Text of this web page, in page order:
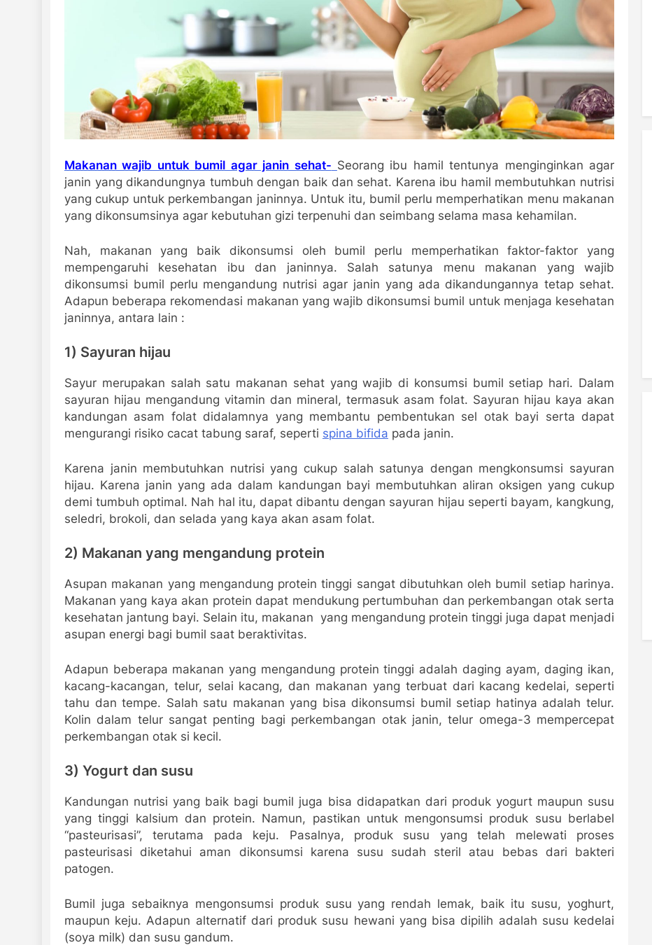
Makanan wajib untuk bumil agar janin sehat- Seorang ibu hamil tentunya menginginkan agar
janin yang dikandungnya tumbuh dengan baik dan sehat. Karena ibu hamil membutuhkan nutrisi
yang cukup untuk perkembangan janinnya. Untuk itu, bumil perlu memperhatikan menu makanan
yang dikonsumsinya agar kebutuhan gizi terpenuhi dan seimbang selama masa kehamilan.
Nah, makanan yang baik dikonsumsi oleh bumil perlu memperhatikan faktor-faktor yang
mempengaruhi kesehatan ibu dan janinnya. Salah satunya menu makanan yang wajib
dikonsumsi bumil perlu mengandung nutrisi agar janin yang ada dikandungannya tetap sehat.
Adapun beberapa rekomendasi makanan yang wajib dikonsumsi bumil untuk menjaga kesehatan
janinnya, antara lain :
1) Sayuran hijau
Sayur merupakan salah satu makanan sehat yang wajib di konsumsi bumil setiap hari. Dalam
sayuran hijau mengandung vitamin dan mineral, termasuk asam folat. Sayuran hijau kaya akan
kandungan asam folat didalamnya yang membantu pembentukan sel otak bayi serta dapat
mengurangi risiko cacat tabung saraf, seperti spina bifida pada janin.
Karena janin membutuhkan nutrisi yang cukup salah satunya dengan mengkonsumsi sayuran
hijau. Karena janin yang ada dalam kandungan bayi membutuhkan aliran oksigen yang cukup
demi tumbuh optimal. Nah hal itu, dapat dibantu dengan sayuran hijau seperti bayam, kangkung,
seledri, brokoli, dan selada yang kaya akan asam folat.
2) Makanan yang mengandung protein
Asupan makanan yang mengandung protein tinggi sangat dibutuhkan oleh bumil setiap harinya.
Makanan yang kaya akan protein dapat mendukung pertumbuhan dan perkembangan otak serta
kesehatan jantung bayi. Selain itu, makanan yang mengandung protein tinggi juga dapat menjadi
asupan energi bagi bumil saat beraktivitas.
Adapun beberapa makanan yang mengandung protein tinggi adalah daging ayam, daging ikan,
kacang-kacangan, telur, selai kacang, dan makanan yang terbuat dari kacang kedelai, seperti
tahu dan tempe. Salah satu makanan yang bisa dikonsumsi bumil setiap hatinya adalah telur.
Kolin dalam telur sangat penting bagi perkembangan otak janin, telur omega-3 mempercepat
perkembangan otak si kecil.
3) Yogurt dan susu
Kandungan nutrisi yang baik bagi bumil juga bisa didapatkan dari produk yogurt maupun susu
yang tinggi kalsium dan protein. Namun, pastikan untuk mengonsumsi produk susu berlabel
“pasteurisasi”, terutama pada keju. Pasalnya, produk susu yang telah melewati proses
pasteurisasi diketahui aman dikonsumsi karena susu sudah steril atau bebas dari bakteri
patogen.
Bumil juga sebaiknya mengonsumsi produk susu yang rendah lemak, baik itu susu, yoghurt,
maupun keju. Adapun alternatif dari produk susu hewani yang bisa dipilih adalah susu kedelai
(soya milk) dan susu gandum.